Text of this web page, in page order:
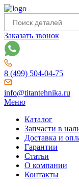
Заказать звонок
8 (499) 504-04-75
info@titantehnika.ru
Меню
Каталог
Запчасти в
Доставка и
Гарантии
Статьи
О компании
Контакты